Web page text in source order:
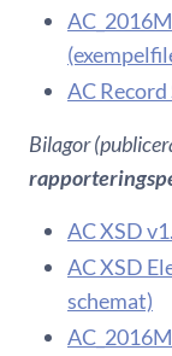
AC
Bilagor
AC XSD
AC XSD
schemat)